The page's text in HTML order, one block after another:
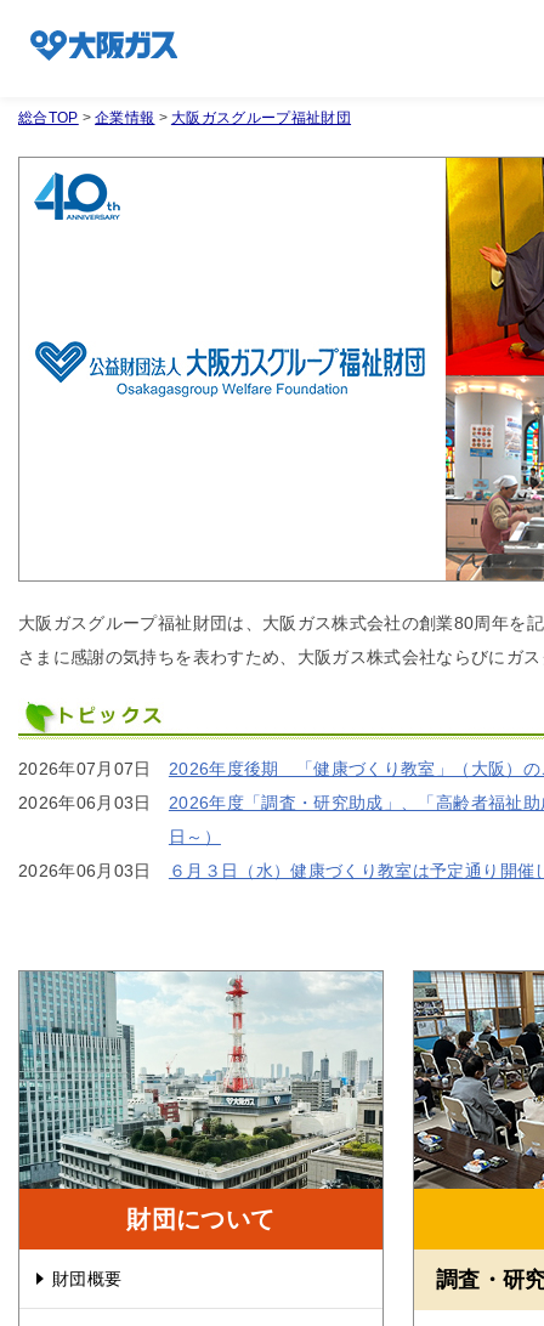
業務
お問
企業情報TOP
社会貢献
IR情報
採用情報
総合TOP > 企業情報 > 大阪ガスグループ福祉財団
大阪ガスグループ福祉財団は、大阪ガス株式会社の創業80周年を
さまに感謝の気持ちを表わすため、大阪ガス株式会社ならびにガ
2026年07月07日
2026年度後期 「健康づくり教室」（大阪）の
2026年06月03日
2026年度「調査・研究助成」、「高齢者福祉
日～）
2026年06月03日
６月３日（水）健康づくり教室は予定通り開催
財団について
財団概要 調査・研